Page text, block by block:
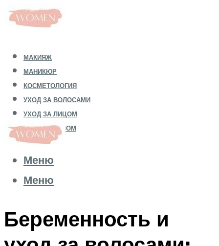
МАКИЯЖ
МАНИКЮР
КОСМЕТОЛОГИЯ
УХОД ЗА ВОЛОСАМИ
УХОД ЗА ЛИЦОМ
УХОД ЗА ТЕЛОМ
Меню
Меню
Беременность и